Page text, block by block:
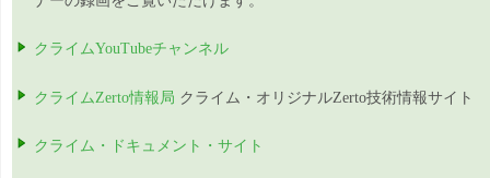
クライムYouTubeチャンネル
クライムZerto情報局 クライム・オリジナルZerto技術情報サイト
クライム・ドキュメント・サイト